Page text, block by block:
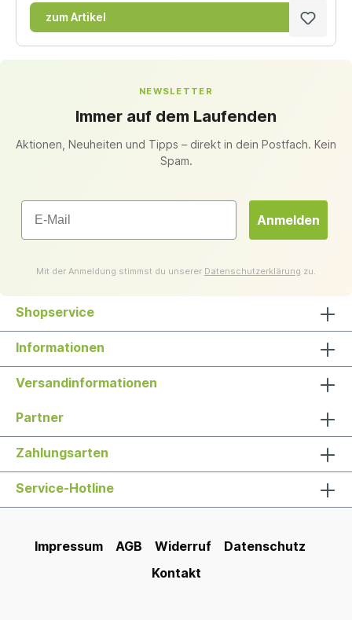
zum Artikel
NEWSLETTER
Immer auf dem Laufenden
Aktionen, Neuheiten und Tipps – direkt in dein Postfach. Kein
Spam.
Email
Anmelden
Mit der Anmeldung stimmst du unserer Datenschutzerklärung zu.
Shopservice
Informationen
Versandinformationen
Partner
Zahlungsarten
Service-Hotline
Impressum AGB Widerruf
Datenschutz
Kontakt